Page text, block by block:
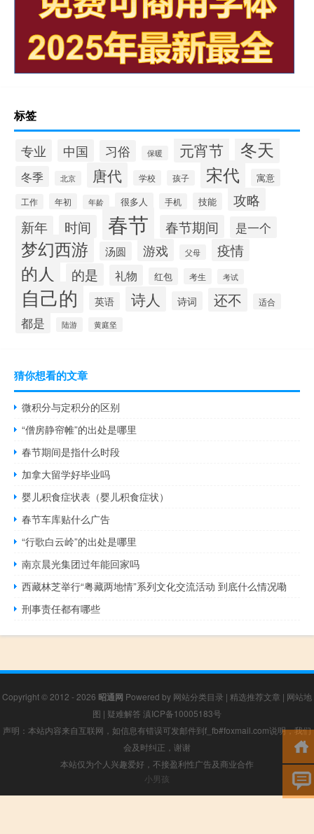
标签
专业 中国 习俗 保暖 元宵节 冬天
冬季 北京 唐代 学校 孩子 宋代 寓意
工作 年初 年龄 很多人 手机 技能 攻略
新年 时间 春节 春节期间 是一个
梦幻西游 汤圆 游戏 父母 疫情
的人 的是 礼物 红包 考生 考试
自己的 英语 诗人 诗词 还不 适合
都是 陆游 黄庭坚
猜你想看的文章
微积分与定积分的区别
“僧房静帘帷”的出处是哪里
春节期间是指什么时段
加拿大留学好毕业吗
婴儿积食症状表（婴儿积食症状）
春节车库贴什么广告
“行歌白云岭”的出处是哪里
南京晨光集团过年能回家吗
西藏林芝举行“粤藏两地情”系列文化交流活动 到底什么情况嘞
刑事责任都有哪些
Copyright © 2012 - 2026 昭通网 Powered by 网站分类目录 | 精选推荐文章 | 网站地
图 | 疑难解答 滇ICP备10005183号
声明：本站内容来自互联网，如信息有错误可发邮件到f_fb#foxmail.com说明，我们
会及时纠正，谢谢
本站仅为个人兴趣爱好，不接盈利性广告及商业合作
小男孩